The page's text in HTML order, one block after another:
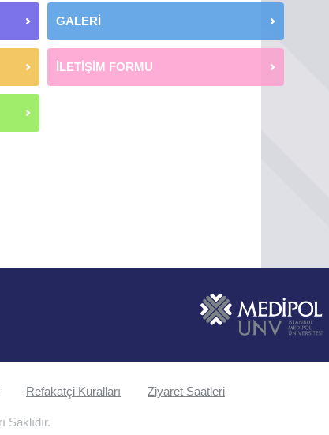
GALERİ
İLETİŞİM FORMU
Refakatçi Kuralları Ziyaret Saatleri
Saklıdır.